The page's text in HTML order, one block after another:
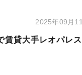
2025年09月
賃貸大手レオパレ